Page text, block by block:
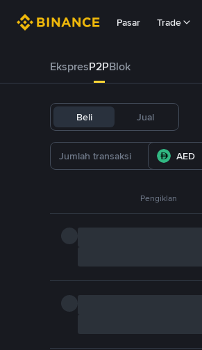
Pasar Trade
EkspresP2PBlok
Beli Jual
AED
Pengiklan